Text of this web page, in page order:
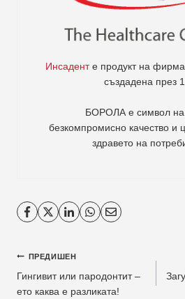
Инсаденте продукт на фирма
създадена през
БОРОЛА е символ на
безкомпромисно качество и
здравето на
Навигация
ПРЕДИШЕН
Гингивит или пародонтит –
ето каква е разликата!